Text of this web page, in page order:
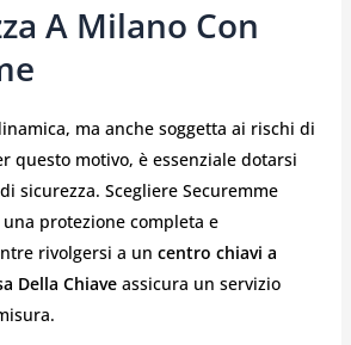
A Milano Con
ma anche soggetta ai rischi di
questo motivo, è essenziale dotarsi
sicurezza. Scegliere Securemme
protezione completa e
rivolgersi a un centro chiavi a
Della Chiaveassicura un servizio